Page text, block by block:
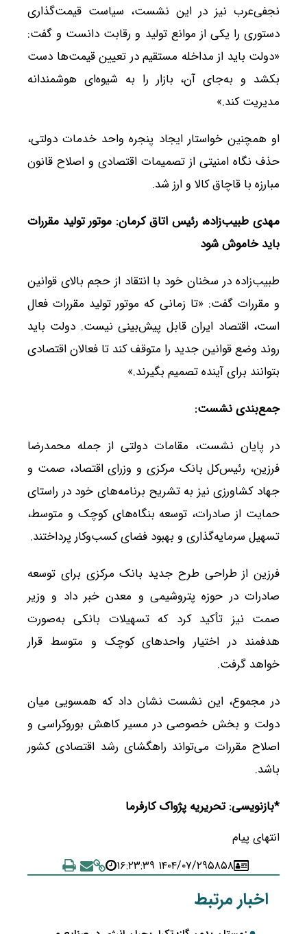
نجفی‌عرب نیز در این نشست، سیاست قیمت‌گذاری
دستوری را یکی از موانع تولید و رقابت دانست و گفت:
«دولت باید از مداخله مستقیم در تعیین قیمت‌ها دست
بکشد و به‌جای آن، بازار را به شیوه‌ای هوشمندانه
مدیریت کند.»
او همچنین خواستار ایجاد پنجره واحد خدمات دولتی،
حذف نگاه امنیتی از تصمیمات اقتصادی و اصلاح قانون
مبارزه با قاچاق کالا و ارز شد.
مهدی طبیب‌زاده، رئیس اتاق کرمان: موتور تولید مقررات
باید خاموش شود
طبیب‌زاده در سخنان خود با انتقاد از حجم بالای قوانین
و مقررات گفت: «تا زمانی که موتور تولید مقررات فعال
است، اقتصاد ایران قابل پیش‌بینی نیست. دولت باید
روند وضع قوانین جدید را متوقف کند تا فعالان اقتصادی
بتوانند برای آینده تصمیم بگیرند.»
جمع‌بندی نشست:
در پایان نشست، مقامات دولتی از جمله محمدرضا
فرزین، رئیس‌کل بانک مرکزی و وزرای اقتصاد، صمت و
جهاد کشاورزی نیز به تشریح برنامه‌های خود در راستای
حمایت از صادرات، توسعه بنگاه‌های کوچک و متوسط،
تسهیل سرمایه‌گذاری و بهبود فضای کسب‌وکار پرداختند.
فرزین از طراحی طرح جدید بانک مرکزی برای توسعه
صادرات در حوزه پتروشیمی و معدن خبر داد و وزیر
صمت نیز تأکید کرد که تسهیلات بانکی به‌صورت
هدفمند در اختیار واحدهای کوچک و متوسط قرار
خواهد گرفت.
در مجموع، این نشست نشان داد که همسویی میان
دولت و بخش خصوصی در مسیر کاهش بوروکراسی و
اصلاح مقررات می‌تواند راهگشای رشد اقتصادی کشور
باشد.
*بازنویسی: تحریریه پژواک کارفرما
انتهای پیام
۵۸۵۸۱۴۰۴/۰۷/۲۹ ۱۶:۲۳:۳۹
اخبار مرتبط